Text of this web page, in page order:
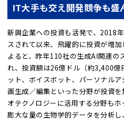
IT大手も交え開発競争も盛
新興企業への投資も活発で、2018
スされて以来、飛躍的に投資が増
よると、昨年110社の生成AI関連の
れ、投資額は26億ドル（約3,400億
ット、ボイスボット、パーソナル
画生成／編集といった分野が投資
オテクノロジーに活用する分野もホ
膨大な量の生物学的データを分析